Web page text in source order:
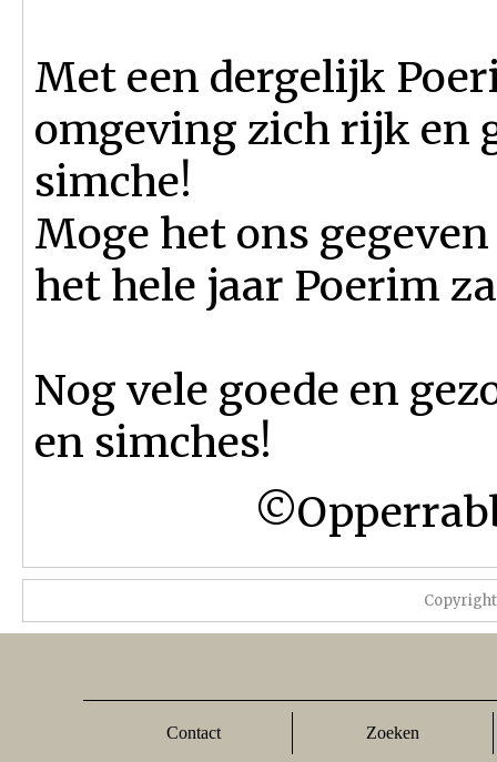
Met een dergelijk
omgeving zich rijk en
simche!
Moge het ons
het hele jaar Poerim
Nog vele goede en
en simches!
Contact Zoeken